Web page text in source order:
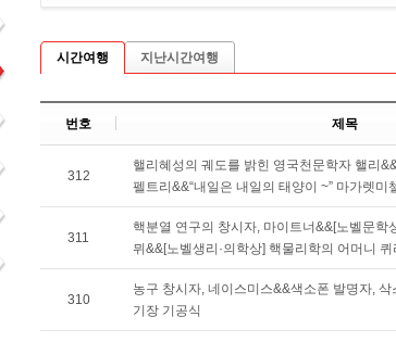
시간여행 지난시간여행
번호 제목
312
핼리혜성의 궤도를 밝힌 영국천문학자 핼리
펠트리&&“내일은 내일의 태양이 ~” 마가렛미
311
핵분열 연구의 창시자, 마이트너&&[노벨문학
뮈&&[노벨생리·의학상] 핵물리학의 어머니 퀴
310
농구 창시자, 네이스미스&&색소폰 발명자,
기장 기공식